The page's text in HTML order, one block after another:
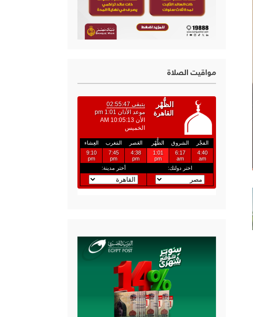
مواقيت الصلاة